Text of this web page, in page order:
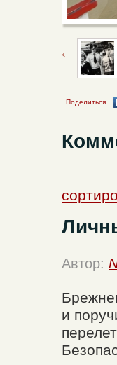
Поделиться
Автор:
и